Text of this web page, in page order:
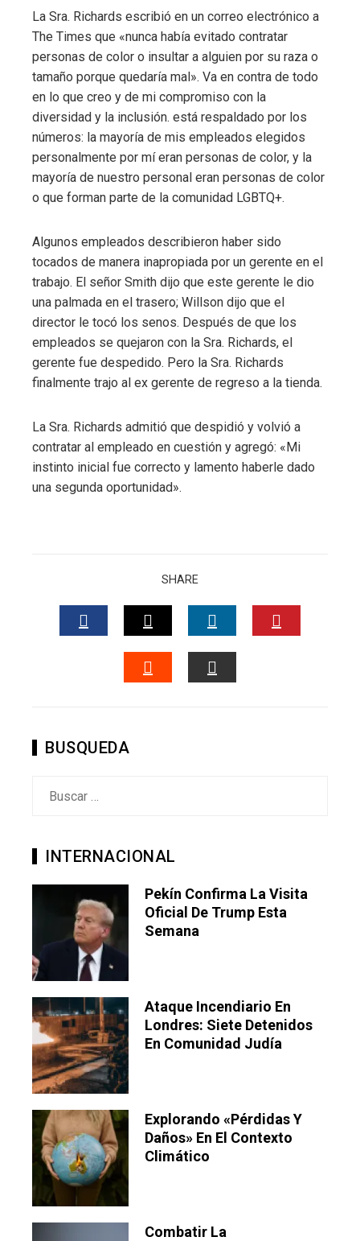
La Sra. Richards escribió en un correo electrónico a
The Times que «nunca había evitado contratar
personas de color o insultar a alguien por su raza o
tamaño porque quedaría mal». Va en contra de todo
en lo que creo y de mi compromiso con la
diversidad y la inclusión. está respaldado por los
números: la mayoría de mis empleados elegidos
personalmente por mí eran personas de color, y la
mayoría de nuestro personal eran personas de color
o que forman parte de la comunidad LGBTQ+.
Algunos empleados describieron haber sido
tocados de manera inapropiada por un gerente en el
trabajo. El señor Smith dijo que este gerente le dio
una palmada en el trasero; Willson dijo que el
director le tocó los senos. Después de que los
empleados se quejaron con la Sra. Richards, el
gerente fue despedido. Pero la Sra. Richards
finalmente trajo al ex gerente de regreso a la tienda.
La Sra. Richards admitió que despidió y volvió a
contratar al empleado en cuestión y agregó: «Mi
instinto inicial fue correcto y lamento haberle dado
una segunda oportunidad».
SHARE
FACEBOOKTWITTERLINKEDIN
BUSQUEDA
INTERNACIONAL
Pekín Confirma La Visita
Oficial De Trump Esta
Semana
Ataque Incendiario En
Londres: Siete Detenidos
En Comunidad Judía
Explorando «pérdidas Y
Daños» En El Contexto
Climático
Combatir La